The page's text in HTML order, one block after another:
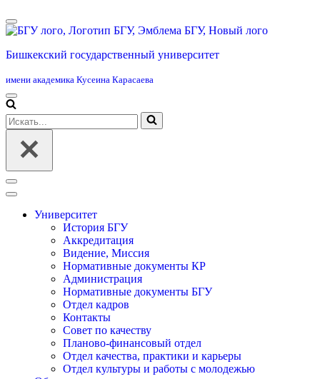
Бишкекский государственный университет
имени академика Кусеина Карасаева
Меню
навигации
Искать...
Меню
навигации
Университет
История БГУ
Аккредитация
Видение, Миссия
Нормативные документы КР
Администрация
Нормативные документы БГУ
Отдел кадров
Контакты
Совет по качеству
Планово-финансовый отдел
Отдел качества, практики и карьеры
Отдел культуры и работы с молодежью